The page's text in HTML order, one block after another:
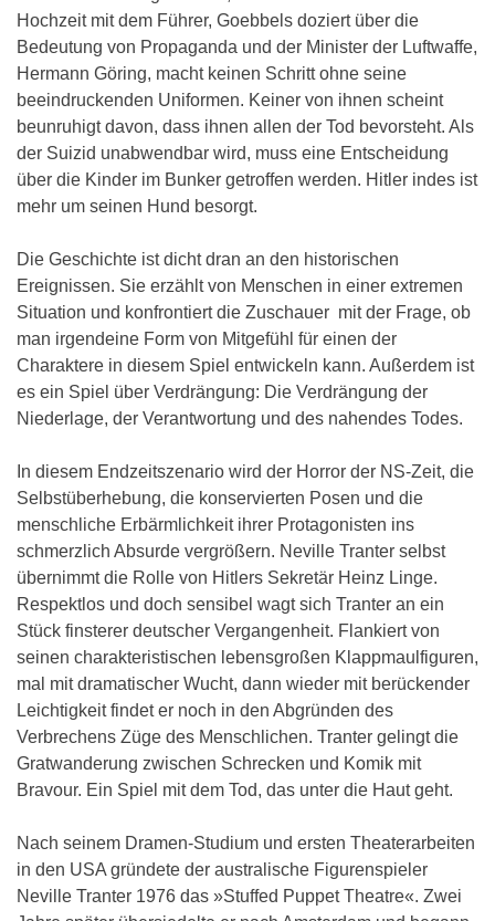
Hochzeit mit dem Führer, Goebbels doziert über die
Bedeutung von Propaganda und der Minister der Luftwaffe,
Hermann Göring, macht keinen Schritt ohne seine
beeindruckenden Uniformen. Keiner von ihnen scheint
beunruhigt davon, dass ihnen allen der Tod bevorsteht. Als
der Suizid unabwendbar wird, muss eine Entscheidung
über die Kinder im Bunker getroffen werden. Hitler indes ist
mehr um seinen Hund besorgt.
Die Geschichte ist dicht dran an den historischen
Ereignissen. Sie erzählt von Menschen in einer extremen
Situation und konfrontiert die Zuschauer mit der Frage, ob
man irgendeine Form von Mitgefühl für einen der
Charaktere in diesem Spiel entwickeln kann. Außerdem ist
es ein Spiel über Verdrängung: Die Verdrängung der
Niederlage, der Verantwortung und des nahendes Todes.
In diesem Endzeitszenario wird der Horror der NS-Zeit, die
Selbstüberhebung, die konservierten Posen und die
menschliche Erbärmlichkeit ihrer Protagonisten ins
schmerzlich Absurde vergrößern. Neville Tranter selbst
übernimmt die Rolle von Hitlers Sekretär Heinz Linge.
Respektlos und doch sensibel wagt sich Tranter an ein
Stück finsterer deutscher Vergangenheit. Flankiert von
seinen charakteristischen lebensgroßen Klappmaulfiguren,
mal mit dramatischer Wucht, dann wieder mit berückender
Leichtigkeit findet er noch in den Abgründen des
Verbrechens Züge des Menschlichen. Tranter gelingt die
Gratwanderung zwischen Schrecken und Komik mit
Bravour. Ein Spiel mit dem Tod, das unter die Haut geht.
Nach seinem Dramen-Studium und ersten Theaterarbeiten
in den USA gründete der australische Figurenspieler
Neville Tranter 1976 das »Stuffed Puppet Theatre«. Zwei